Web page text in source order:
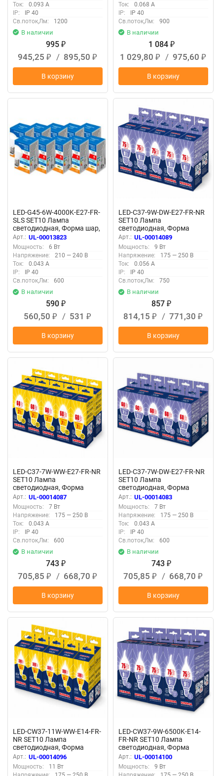
Ток:
0.093 А
IP:
IP 40
Св.поток,Лм:
1200
В наличии
995 ₽
945,25 ₽ / 895,50 ₽
В корзину
Ток:
0.068 А
IP:
IP 40
Св.поток,Лм:
900
В наличии
1 084 ₽
1 029,80 ₽ / 975,60 ₽
В корзину
LED-G45-6W-4000K-E27-FR-
SLS SET10 Лампа
светодиодная, Форма шар,
матовая, Серия Optima,
Белый свет 4000K,
Упаковка 10 штук
Арт.: UL-00013823
Мощность:
6 Вт
Напряжение:
210 — 240 В
Ток:
0.043 А
IP:
IP 40
Св.поток,Лм:
600
В наличии
590 ₽
560,50 ₽ / 531 ₽
В корзину
LED-C37-9W-DW-E27-FR-NR
SET10 Лампа
светодиодная, Форма
свеча, матовая, Серия
Norma, Дневной белый
свет 6500K, Упаковка 10
штук
Арт.: UL-00014089
Мощность:
9 Вт
Напряжение:
175 — 250 В
Ток:
0.056 А
IP:
IP 40
Св.поток,Лм:
750
В наличии
857 ₽
814,15 ₽ / 771,30 ₽
В корзину
LED-C37-7W-WW-E27-FR-NR
SET10 Лампа
светодиодная, Форма
свеча, матовая, Серия
Norma, Теплый белый свет
3000K, Упаковка 10 штук
Арт.: UL-00014087
Мощность:
7 Вт
Напряжение:
175 — 250 В
Ток:
0.043 А
IP:
IP 40
Св.поток,Лм:
600
В наличии
743 ₽
705,85 ₽ / 668,70 ₽
В корзину
LED-C37-7W-DW-E27-FR-NR
SET10 Лампа
светодиодная, Форма
свеча, матовая, Серия
Norma, Дневной белый
свет 6500K, Упаковка 10
штук
Арт.: UL-00014083
Мощность:
7 Вт
Напряжение:
175 — 250 В
Ток:
0.043 А
IP:
IP 40
Св.поток,Лм:
600
В наличии
743 ₽
705,85 ₽ / 668,70 ₽
В корзину
LED-CW37-11W-WW-E14-FR-
NR SET10 Лампа
светодиодная, Форма
свеча на ветру, матовая,
Серия Norma, Теплый
белый свет 3000K,
Арт.: UL-00014096
Мощность:
11 Вт
LED-CW37-9W-6500K-E14-
FR-NR SET10 Лампа
светодиодная, Форма
свеча на ветру, матовая,
Серия Norma, Дневной
белый свет 6500K,
Арт.: UL-00014100
Мощность:
9 Вт